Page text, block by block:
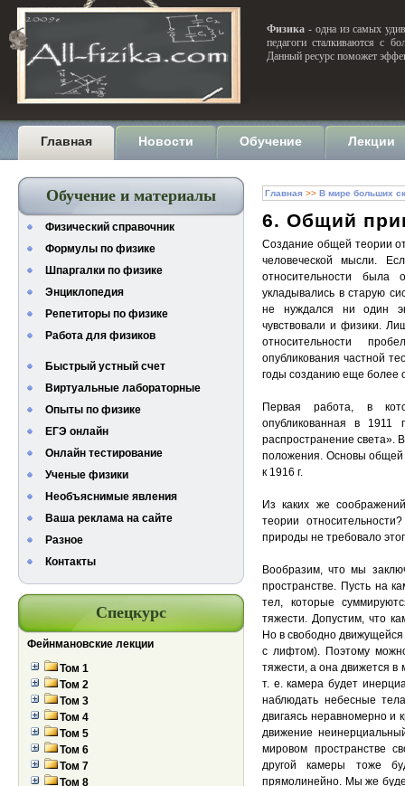
Физика - одна из самых
педагоги сталкиваются с
Данный ресурс поможет
Главная Новости Обучение Лекции
Обучение и материалы
Физический справочник
Формулы по физике
Шпаргалки по физике
Энциклопедия
Репетиторы по физике
Работа для физиков
Быстрый устный счет
Виртуальные лабораторные
Опыты по физике
ЕГЭ онлайн
Онлайн тестирование
Ученые физики
Необъяснимые явления
Ваша реклама на сайте
Разное
Контакты
Спецкурс
Фейнмановские лекции
Том 1
Том 2
Том 3
Том 4
Том 5
Том 6
Том 7
Том 8
Главная >> В мире больших
6. Общий
Создание общей теории
человеческой мысли.
относительности была
укладывались в старую
не нуждался ни один
чувствовали и физики.
относительности
опубликования частной
годы созданию еще более
Первая работа, в
опубликованная в 1911
распространение света».
положения. Основы общей
к 1916 г.
Из каких же
теории
природы не требовало
Вообразим, что мы
пространстве. Пусть на
тел, которые
тяжести. Допустим, что
Но в свободно
с лифтом). Поэтому
тяжести, а она движется
т. е. камера будет
наблюдать небесные
двигаясь неравномерно и
движение
мировом пространстве
другой камеры тоже
прямолинейно. Мы же